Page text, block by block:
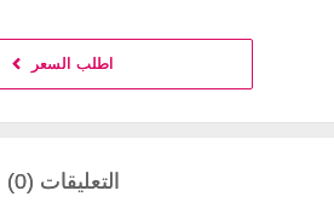
اطلب السعر
التعليقات (0)